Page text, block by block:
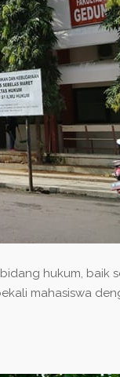
hukum, baik
mahasiswa